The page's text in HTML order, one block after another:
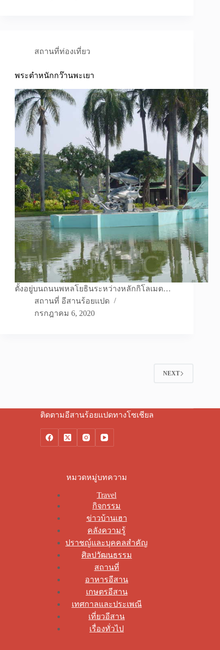
สถานที่ท่องเที่ยว
พระตำหนักกว๊านพะเยา
ตั้งอยู่บนถนนพหลโยธินระหว่างหลักกิโลเมต…
สถานที่ อีสานร้อยแปด
กรกฎาคม 6, 2020
NEXT
ติดตามอีสานร้อยแปดทางโซเชียล
หมวดหมู่บทความ
Travel
กิจกรรม
ข่าวบ้านเฮา
คลังความรู้
ปราชญ์และบุคคลสำคัญ
ศิลปวัฒนธรรม
สถานที่
อาหารอีสาน
เกษตรอีสาน
เทศกาลและประเพณี
เที่ยวอีสาน
เรื่องทั่วไป